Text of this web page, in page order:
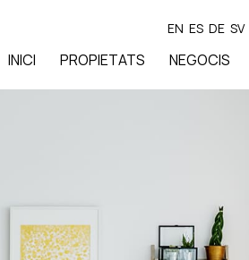
EN ES DE SV
INICI PROPIETATS NEGOCIS